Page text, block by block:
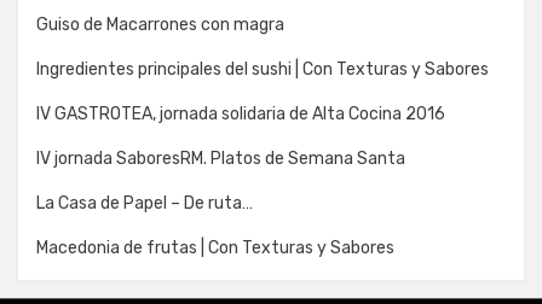
Guiso de Macarrones con magra
Ingredientes principales del sushi | Con Texturas y Sabores
IV GASTROTEA, jornada solidaria de Alta Cocina 2016
IV jornada SaboresRM. Platos de Semana Santa
La Casa de Papel – De ruta…
Macedonia de frutas | Con Texturas y Sabores